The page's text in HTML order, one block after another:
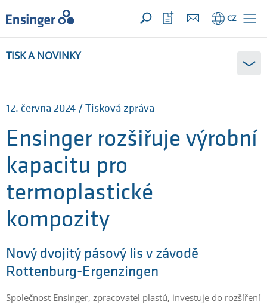
VAŠE POPTÁVKA ({{productCount}} Produkty)OTEVŘÍT
Domů CZ
Otevřít
seznam
oblíbených
TISK A NOVINKY
12. června 2024 / Tisková zpráva
Ensinger rozšiřuje výrobní
kapacitu pro
termoplastické
kompozity
Nový dvojitý pásový lis v závodě
Rottenburg-Ergenzingen
Společnost Ensinger, zpracovatel plastů, investuje do rozšíření